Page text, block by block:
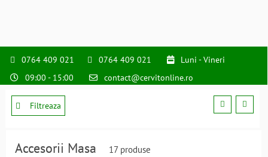
0764 409 021 0764 409 021
Luni - Vineri
09:00 - 15:00
contact@cervitonline.ro
Filtreaza
Accesorii Masa 17 produse